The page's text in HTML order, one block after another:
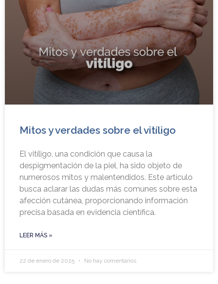
Mitos y verdades sobre el vitíligo
El vitíligo, una condición que causa la
despigmentación de la piel, ha sido objeto de
numerosos mitos y malentendidos. Este artículo
busca aclarar las dudas más comunes sobre esta
afección cutánea, proporcionando información
precisa basada en evidencia científica.
LEER MÁS »
22 de enero de 2025 No hay comentarios